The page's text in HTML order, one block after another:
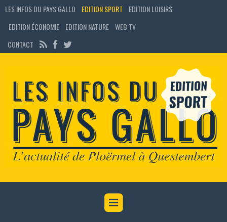
LES INFOS DU PAYS GALLO EDITION SPORT
EDITION LOISIRS
EDITION ÉCONOMIE
EDITION NATURE WEB TV
CONTACT